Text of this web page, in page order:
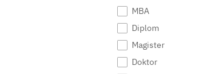
MBA
Diplom
Magister
Doktor